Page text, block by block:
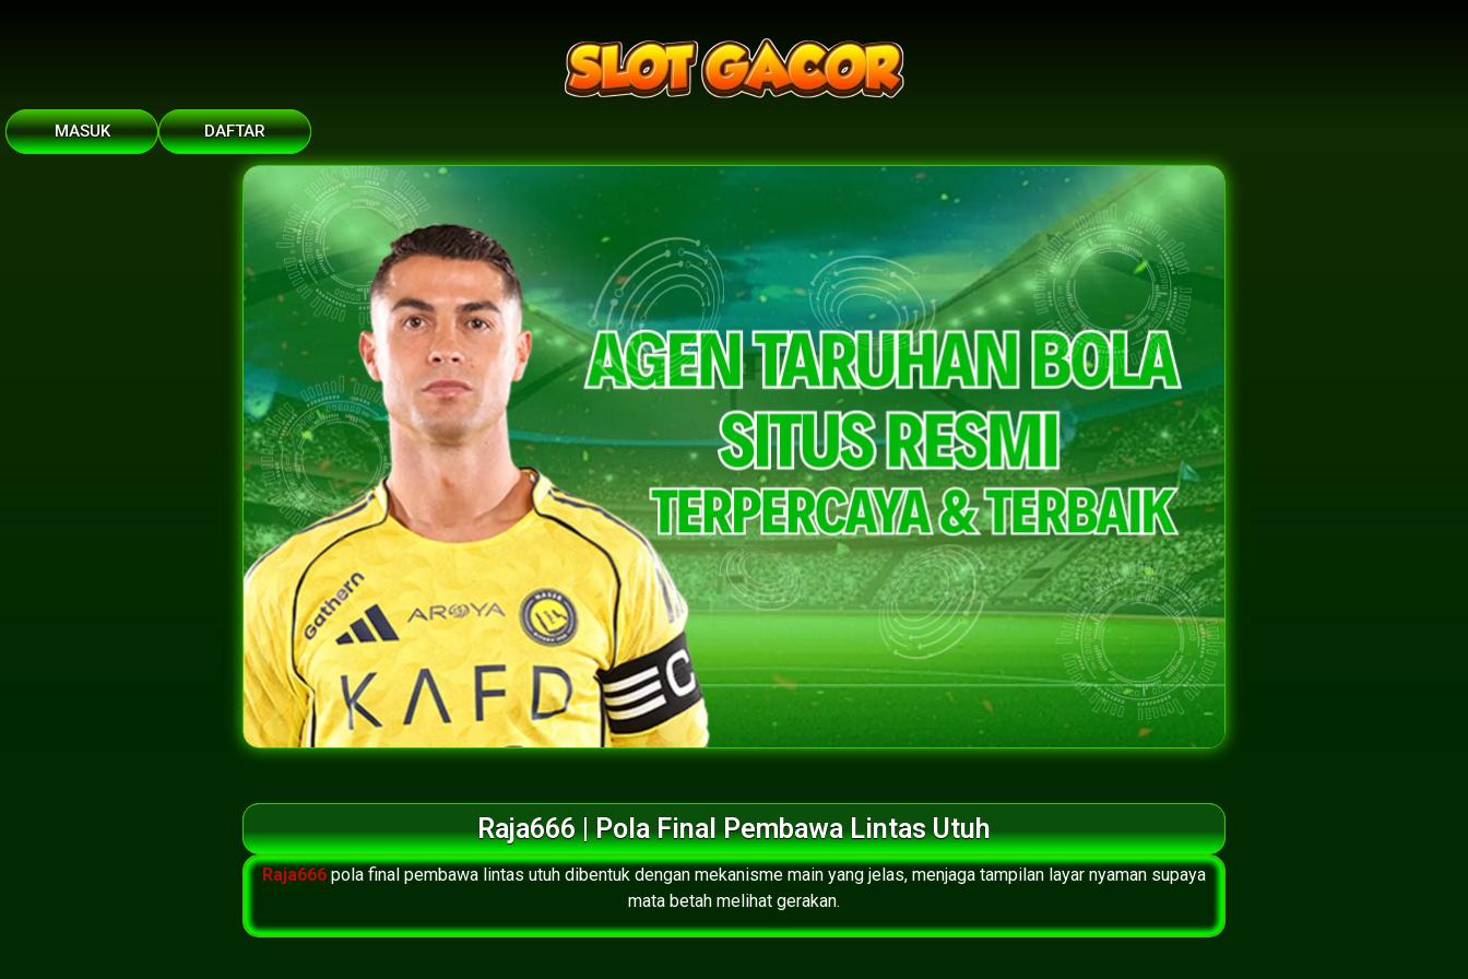
MASUK DAFTAR
Raja666 | Pola Final Pembawa Lintas Utuh
Raja666 pola final pembawa lintas utuh dibentuk dengan mekanisme main yang jelas, menjaga tampilan layar nyaman supaya
mata betah melihat gerakan.